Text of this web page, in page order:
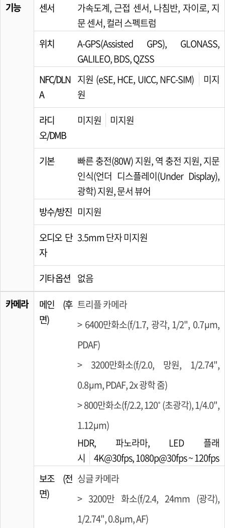
기능
센서
가속도계, 근접 센서, 나침반, 자이로, 지
문 센서, 컬러 스펙트럼
위치
A-GPS(Assisted GPS), GLONASS,
GALILEO, BDS, QZSS
NFC/DLN
A
지원 (eSE, HCE, UICC, NFC-SIM)
미지
원
라디
오/DMB
미지원 미지원
기본
빠른 충전(80W) 지원, 역 충전 지원, 지문
인식(언더 디스플레이(Under Display),
광학) 지원, 문서 뷰어
방수/방진 미지원
오디오 단
자
3.5mm 단자 미지원
기타 옵션 없음
카메라
메인 (후
면)
트리플 카메라
> 6400만화소(f/1.7, 광각, 1/2", 0.7µm,
PDAF)
> 3200만화소(f/2.0, 망원, 1/2.74",
0.8µm, PDAF, 2x 광학 줌)
> 800만화소(f/2.2, 120˚ (초광각), 1/4.0",
1.12µm)
HDR, 파노라마, LED 플래
시
4K@30fps, 1080p@30fps ~ 120fps
보조 (전
면)
싱글 카메라
> 3200만 화소(f/2.4, 24mm (광각),
1/2.74", 0.8µm, AF)